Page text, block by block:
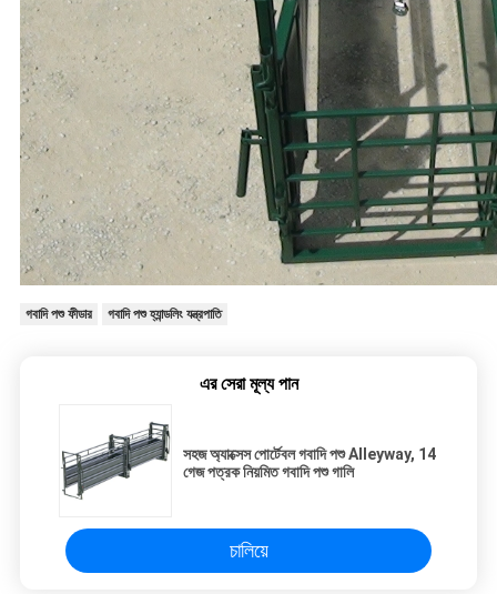
গবাদি পশু ফীডার গবাদি পশু হ্যান্ডলিং যন্ত্রপাতি
এর সেরা মূল্য পান
সহজ অ্যাক্সেস পোর্টেবল গবাদি পশু Alleyway, 14
গেজ পত্রক নিয়মিত গবাদি পশু গালি
চালিয়ে